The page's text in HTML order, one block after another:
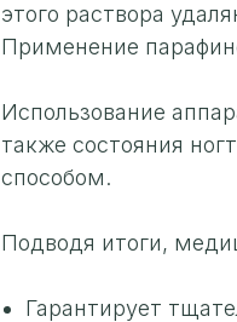
этого раствора
Применение
Использование
также состояния
способом.
Подводя итоги,
Гарантирует